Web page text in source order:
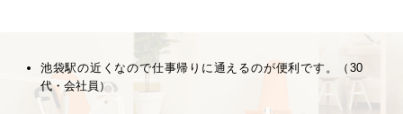
池袋駅の近くなので仕事帰りに通えるのが便利です。（30
代・会社員）